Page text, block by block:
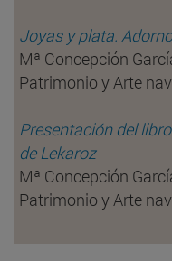
Joyas y plata.
Mª Concepción
Patrimonio y Arte
Presentación del
de Lekaroz
Mª Concepción
Patrimonio y Arte